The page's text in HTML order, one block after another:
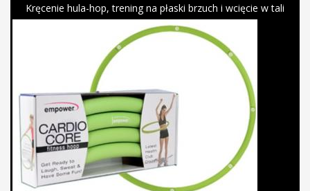
Kręcenie hula-hop, trening na płaski brzuch i wcięcie w tali